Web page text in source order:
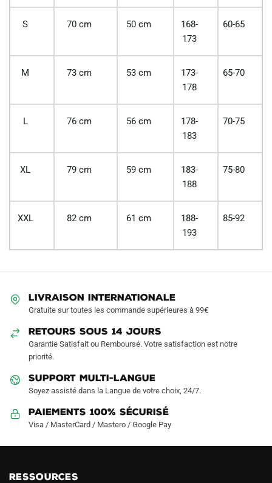
S 70 cm 50 cm
168-
173
60-65
M 73 cm 53 cm
173-
178
65-70
L 76 cm 56 cm
178-
183
70-75
XL 79 cm 59 cm
183-
188
75-80
XXL 82 cm 61 cm
188-
193
85-92
LIVRAISON INTERNATIONALE
Gratuite sur toutes les commande supérieures à 99€
RETOURS SOUS 14 JOURS
Garantie Satisfait ou Remboursé. Votre satisfaction est notre
priorité.
SUPPORT MULTI-LANGUE
Soyez assisté dans la Langue de votre choix, 24/7.
Paiements 100% Sécurisé
Visa / MasterCard / Mastero / Google Pay
RESSOURCES